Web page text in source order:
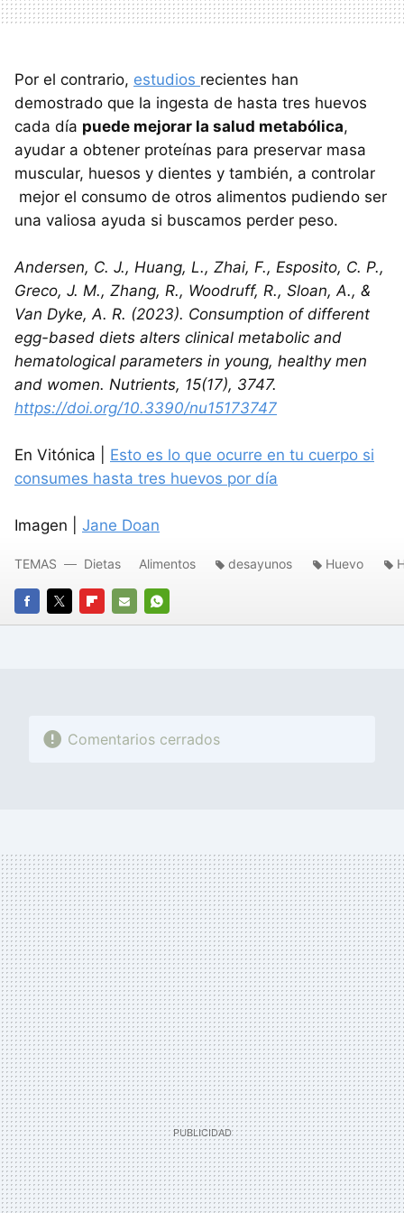
Por el contrario, estudios recientes han
demostrado que la ingesta de hasta tres huevos
cada día puede mejorar la salud metabólica,
ayudar a obtener proteínas para preservar masa
muscular, huesos y dientes y también, a controlar
mejor el consumo de otros alimentos pudiendo ser
una valiosa ayuda si buscamos perder peso.
Andersen, C. J., Huang, L., Zhai, F., Esposito, C. P.,
Greco, J. M., Zhang, R., Woodruff, R., Sloan, A., &
Van Dyke, A. R. (2023). Consumption of different
egg-based diets alters clinical metabolic and
hematological parameters in young, healthy men
and women. Nutrients, 15(17), 3747.
https://doi.org/10.3390/nu15173747
En Vitónica | Esto es lo que ocurre en tu cuerpo si
consumes hasta tres huevos por día
Imagen | Jane Doan
FACEBOOK
TWITTERFLIPBOARD
E-
WHATSAPP
TEMAS Dietas Alimentos desayunos Huevo
Comentarios cerrados